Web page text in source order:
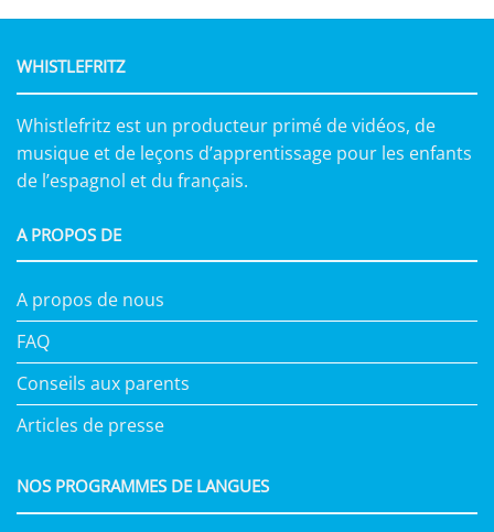
WHISTLEFRITZ
Whistlefritz est un producteur primé de vidéos, de
musique et de leçons d’apprentissage pour les enfants
de l’espagnol et du français.
A PROPOS DE
A propos de nous
FAQ
Conseils aux parents
Articles de presse
NOS PROGRAMMES DE LANGUES